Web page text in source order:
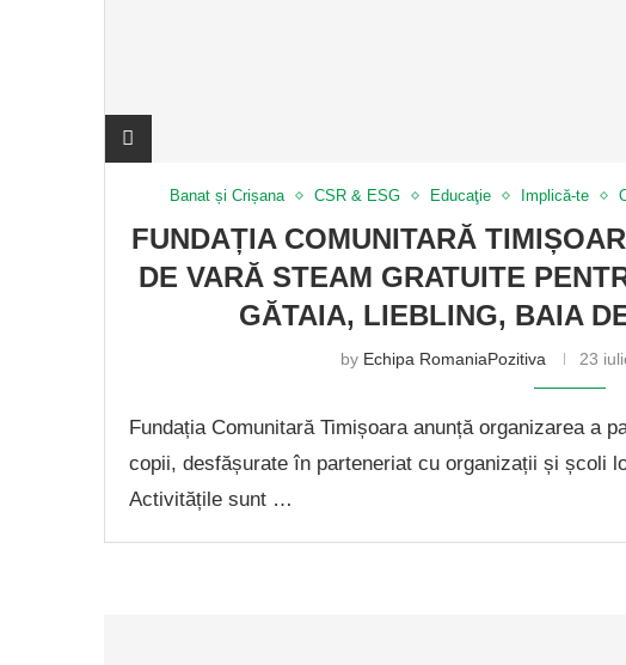
Banat și Crișana CSR & ESG Educaţie Implică-te
FUNDAȚIA COMUNITARĂ
DE VARĂ STEAM GRATUITE
GĂTAIA, LIEBLING, BAIA
by Echipa RomaniaPozitiva 23
Fundația Comunitară Timișoara anunță organizarea a
copii, desfășurate în parteneriat cu organizații și școli
Activitățile sunt …